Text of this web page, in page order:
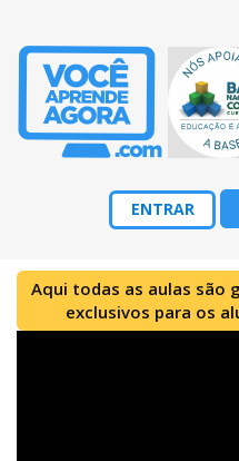
ENTRAR
Aqui todas as aulas são
exclusivos para os